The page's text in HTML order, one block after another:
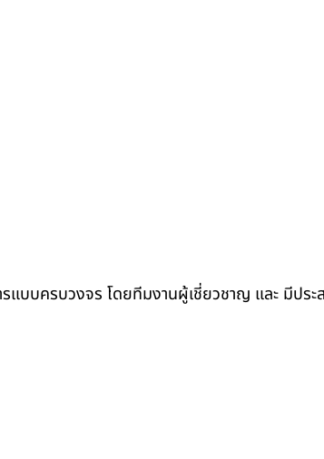
แบบครบวงจร โดยทีมงานผู้เชี่ยวชาญ และ มีปร